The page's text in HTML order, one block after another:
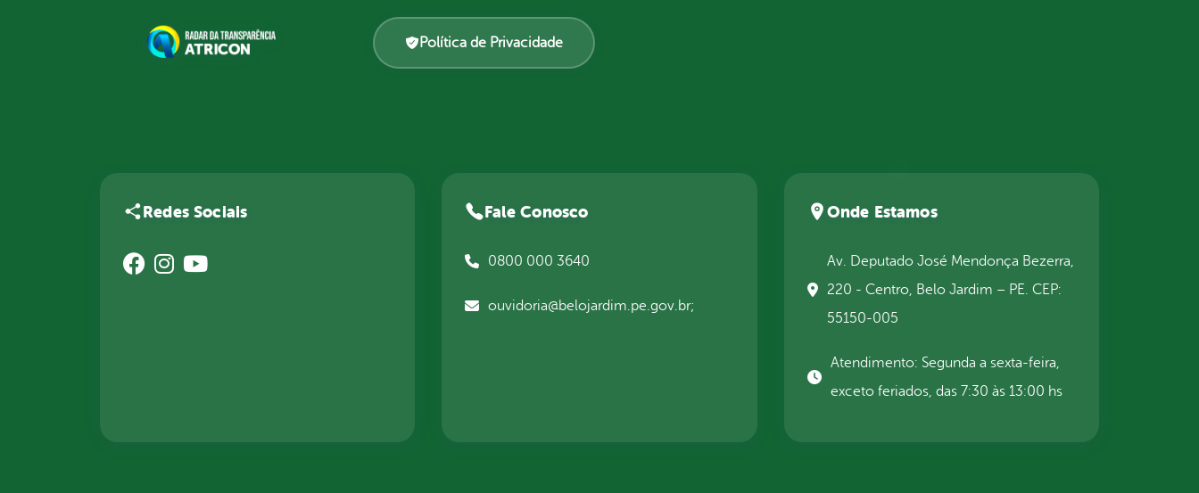
Política de Privacidade
Redes Sociais Fale Conosco
0800 000 3640
ouvidoria@belojardim.pe.gov.br;
Onde Estamos
Av. Deputado José Mendonça Bezerra,
220 - Centro, Belo Jardim – PE. CEP:
55150-005
Atendimento: Segunda a sexta-feira,
exceto feriados, das 7:30 às 13:00 hs